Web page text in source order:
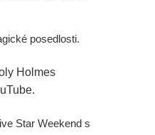
posedlosti.
Holmes
Star Weekend s